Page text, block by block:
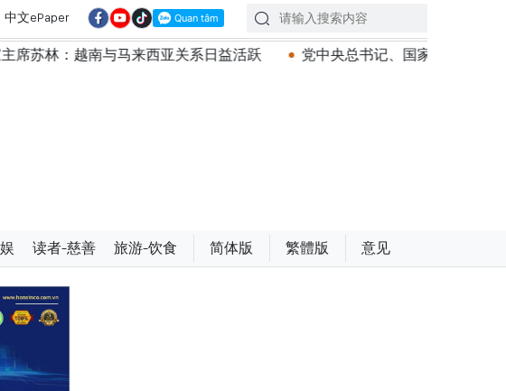
中文ePaper
西亚关系日益活跃 党中央总书记、国家主席苏林：建设一部科学严谨
读者-慈善 旅游-饮食 简体版 繁體版 意见